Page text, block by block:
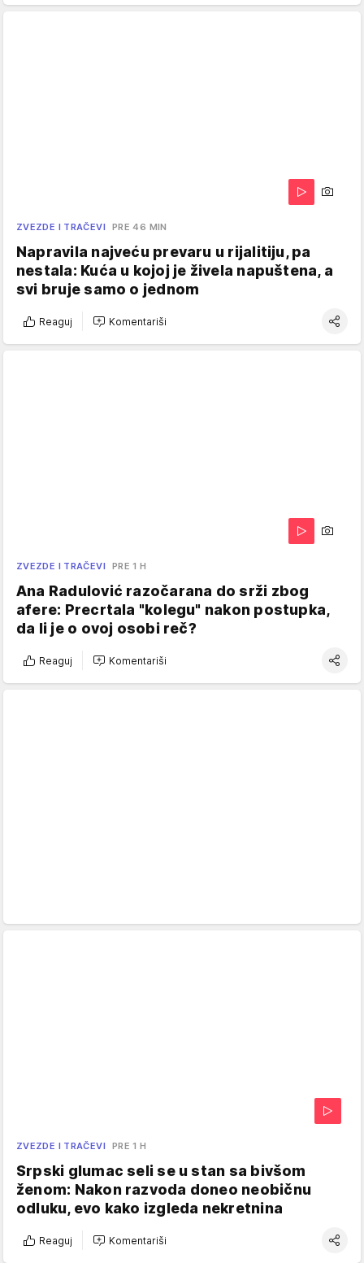
ZVEZDE I TRAČEVI PRE 46 MIN
Napravila najveću prevaru u rijalitiju, pa
nestala: Kuća u kojoj je živela napuštena, a
svi bruje samo o jednom
Reaguj Komentariši
ZVEZDE I TRAČEVI PRE 1 H
Ana Radulović razočarana do srži zbog
afere: Precrtala "kolegu" nakon postupka,
da li je o ovoj osobi reč?
Reaguj Komentariši
ZVEZDE I TRAČEVI PRE 1 H
Srpski glumac seli se u stan sa bivšom
ženom: Nakon razvoda doneo neobičnu
odluku, evo kako izgleda nekretnina
Reaguj Komentariši